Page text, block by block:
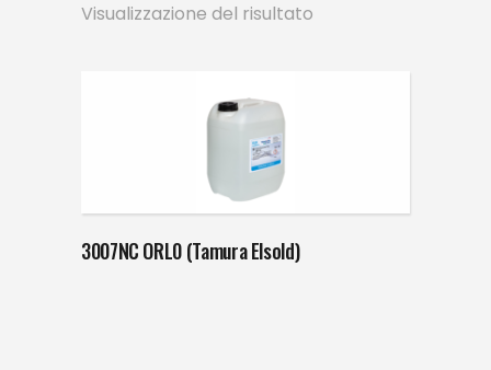
Visualizzazione del risultato
3007NC ORL0 (Tamura Elsold)